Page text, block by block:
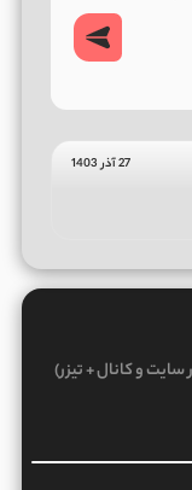
27 آذر 1403
و کانال + تیزر)